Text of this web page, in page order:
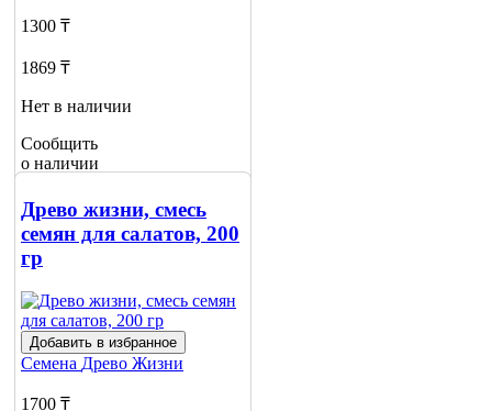
1300 ₸
1869 ₸
Нет в наличии
Сообщить
о наличии
Древо жизни, смесь
семян для салатов, 200
гр
Добавить в избранное
Семена Древо Жизни
1700 ₸